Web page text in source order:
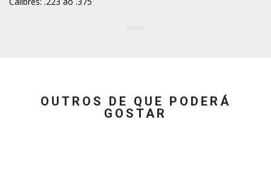
OUTROS DE QUE PODERÁ
GOSTAR